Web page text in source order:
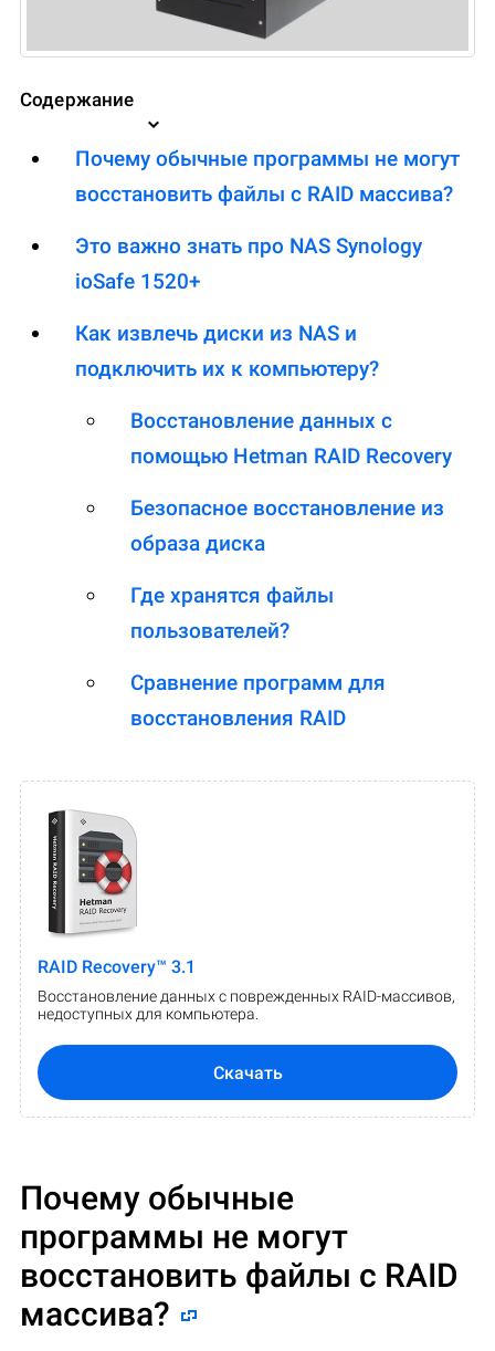
Содержание
Почему обычные программы не могут
восстановить файлы с RAID массива?
Это важно знать про NAS Synology
ioSafe 1520+
Как извлечь диски из NAS и
подключить их к компьютеру?
Восстановление данных с
помощью Hetman RAID Recovery
Безопасное восстановление из
образа диска
Где хранятся файлы
пользователей?
Сравнение программ для
восстановления RAID
RAID Recovery™ 3.1
Восстановление данных с поврежденных RAID-массивов,
недоступных для компьютера.
Скачать
Почему обычные
программы не могут
восстановить файлы с RAID
массива?